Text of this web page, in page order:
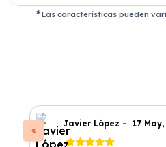
Las características pueden
Javier López - 17